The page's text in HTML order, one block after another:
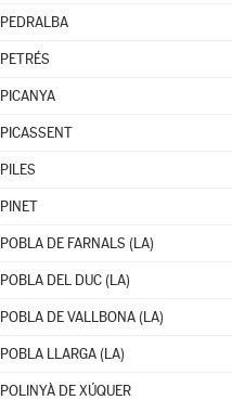
PEDRALBA
PETRÉS
PICANYA
PICASSENT
PILES
PINET
POBLA DE FARNALS (LA)
POBLA DEL DUC (LA)
POBLA DE VALLBONA (LA)
POBLA LLARGA (LA)
POLINYÀ DE XÚQUER